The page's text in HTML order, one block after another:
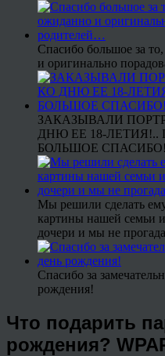
Спасибо большое за
и оригинально
ЗАКАЗЫВАЛИ
ДНЮ ЕЕ 18-
БОЛЬШОЕ СПАСИБО!
Мы решили сделать
картины нашей семьи
дочери и мы не
Спасибо за
рождения!
Что подарить
рождения?